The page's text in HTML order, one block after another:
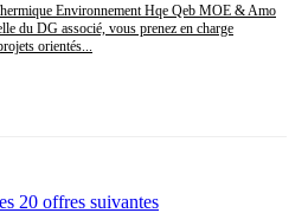
Environnement Hqe Qeb MOE & Amo
du DG associé, vous prenez en charge
orientés...
20 offres suivantes